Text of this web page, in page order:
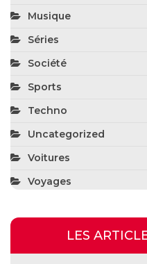
Musique
Séries
Société
Sports
Techno
Uncategorized
Voitures
Voyages
LES